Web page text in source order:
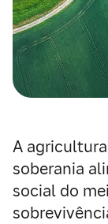
A
soberania
social do